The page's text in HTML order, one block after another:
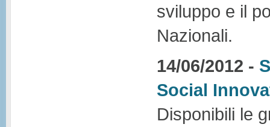
sviluppo e il
Nazionali.
14/06/2012 -
Social
Disponibili le